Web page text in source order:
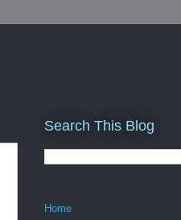
Search This Blog
Home